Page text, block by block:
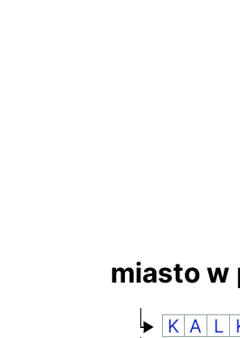
miasto w
K A L